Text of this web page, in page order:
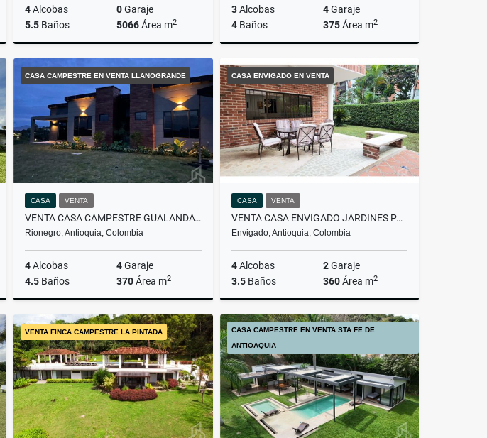
4Alcobas 0Garaje
5.5 Baños 5066Área m2
$4.500.000.000
3Alcobas 4Garaje
4Baños 375Área m2
Venta
$4.000.000.000
CASA CAMPESTRE EN VENTA LLANOGRANDE
CASA VENTA
VENTA CASA CAMPESTRE GUALANDAY EN PARCELACIÓN
Rionegro, Antioquia, Colombia
4Alcobas 4Garaje
4.5 Baños 370Área m2
Venta
$3.000.000.000
CASA ENVIGADO EN VENTA
CASA VENTA
VENTA CASA ENVIGADO JARDINES PARTE PLANA
Envigado, Antioquia, Colombia
4Alcobas 2Garaje
3.5Baños 360Área m2
Venta
$2.500.000.000
VENTA FINCA CAMPESTRE LA PINTADA
CASA CAMPESTRE EN VENTA STA FE DE
ANTIOAQUIA